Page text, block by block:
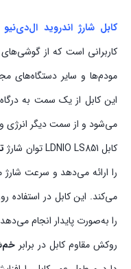
کابل شارژ اندروید ال‌دی‌نیو LS851
کاربرانی است که از گوشی‌های
مودم‌ها و سایر دستگاه‌های
این کابل از یک سمت به
می‌شود و از سمت دیگر انرژی و
کابل LDNIO LS851 توان شارژ
تا
می‌کند. این کابل در استفاده
را به‌صورت پایدار انجام
روکش مقاوم کابل در برابر